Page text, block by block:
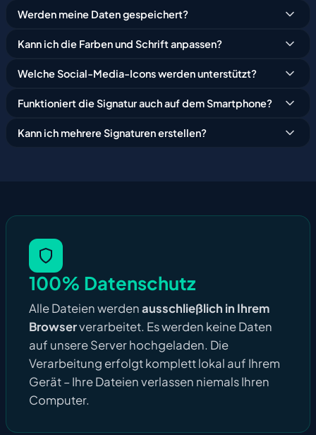
Werden meine Daten gespeichert?
Kann ich die Farben und Schrift anpassen?
Welche Social-Media-Icons werden unterstützt?
Funktioniert die Signatur auch auf dem Smartphone?
Kann ich mehrere Signaturen erstellen?
100% Datenschutz
Alle Dateien werdenausschließlich in Ihrem
Browserverarbeitet. Es werden keine Daten
auf unsere Server hochgeladen. Die
Verarbeitung erfolgt komplett lokal auf Ihrem
Gerät – Ihre Dateien verlassen niemals Ihren
Computer.